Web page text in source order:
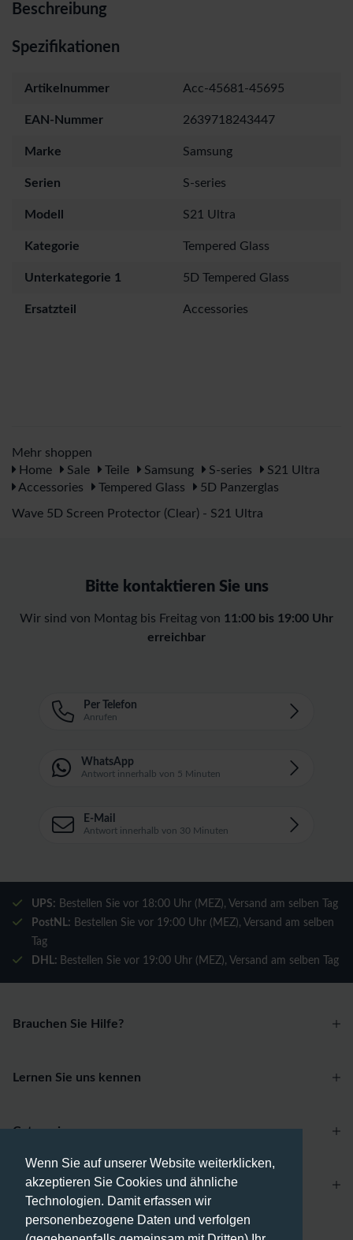
Wenn Sie auf unserer Website weiterklicken,
akzeptieren Sie Cookies und ähnliche
Technologien. Damit erfassen wir
personenbezogene Daten und verfolgen
Beschreibung
Spezifikationen
Artikelnummer Acc-45681-45695
EAN-Nummer 2639718243447
Marke Samsung
Serien S-series
Modell S21 Ultra
Kategorie Tempered Glass
Unterkategorie 1 5D Tempered Glass
Ersatzteil Accessories
Mehr shoppen
Home
Sale Teile Samsung S-series
S21 Ultra
Accessories
Tempered Glass 5D Panzerglas
Wave 5D Screen Protector (Clear) - S21 Ultra
Bitte kontaktieren Sie uns
Wir sind von Montag bis Freitag von 11:00 bis 19:00 Uhr
erreichbar
Per Telefon
Anrufen
WhatsApp
Antwort innerhalb von 5 Minuten
E-Mail
Antwort innerhalb von 30 Minuten
UPS: Bestellen Sie vor 18:00 Uhr (MEZ), Versand am selben Tag
PostNL: Bestellen Sie vor 19:00 Uhr (MEZ), Versand am selben
Tag
DHL: Bestellen Sie vor 19:00 Uhr (MEZ), Versand am selben Tag
Brauchen Sie Hilfe?
Lernen Sie uns kennen
Categories
Account